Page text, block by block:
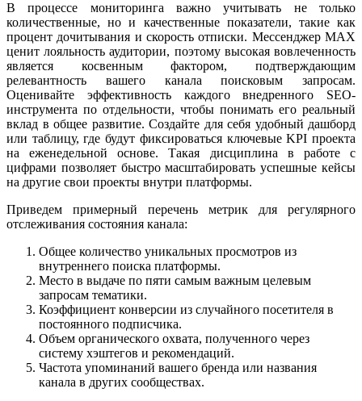
В процессе мониторинга важно учитывать не только
количественные, но и качественные показатели, такие как
процент дочитывания и скорость отписки. Мессенджер MAX
ценит лояльность аудитории, поэтому высокая вовлеченность
является косвенным фактором, подтверждающим
релевантность вашего канала поисковым запросам.
Оценивайте эффективность каждого внедренного SEO-
инструмента по отдельности, чтобы понимать его реальный
вклад в общее развитие. Создайте для себя удобный дашборд
или таблицу, где будут фиксироваться ключевые KPI проекта
на еженедельной основе. Такая дисциплина в работе с
цифрами позволяет быстро масштабировать успешные кейсы
на другие свои проекты внутри платформы.
Приведем примерный перечень метрик для регулярного
отслеживания состояния канала:
Общее количество уникальных просмотров из
внутреннего поиска платформы.
Место в выдаче по пяти самым важным целевым
запросам тематики.
Коэффициент конверсии из случайного посетителя в
постоянного подписчика.
Объем органического охвата, полученного через
систему хэштегов и рекомендаций.
Частота упоминаний вашего бренда или названия
канала в других сообществах.